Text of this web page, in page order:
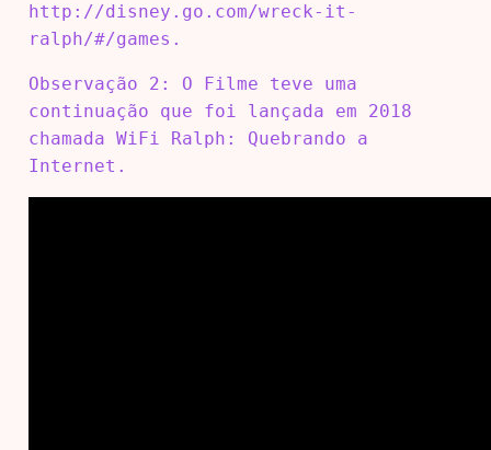
http://disney.go.com/wreck-it-
ralph/#/games.
Observação 2: O Filme teve uma
continuação que foi lançada em 2018
chamada WiFi Ralph: Quebrando a
Internet.